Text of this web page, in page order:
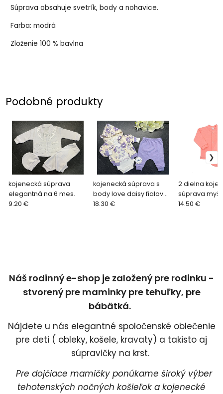
Súprava obsahuje svetrík, body a nohavice.
Farba: modrá
Zloženie 100 % bavlna
Podobné produkty
kojenecká súprava
elegantná na 6 mes.
9.20 €
kojenecká súprava s
body love daisy fialová
veľ. na 6-9 mes.
18.30 €
2 dielna
súprava
lososová veľ.
14.50 €
Náš rodinný e-shop je založený pre rodinku -
stvorený pre maminky pre tehuľky, pre
bábätká.
Nájdete u nás elegantné spoločenské oblečenie
pre deti ( obleky, košele, kravaty) a takisto aj
súpravičky na krst.
Pre dojčiace mamičky ponúkame široký výber
tehotenských nočných košieľok a kojenecké